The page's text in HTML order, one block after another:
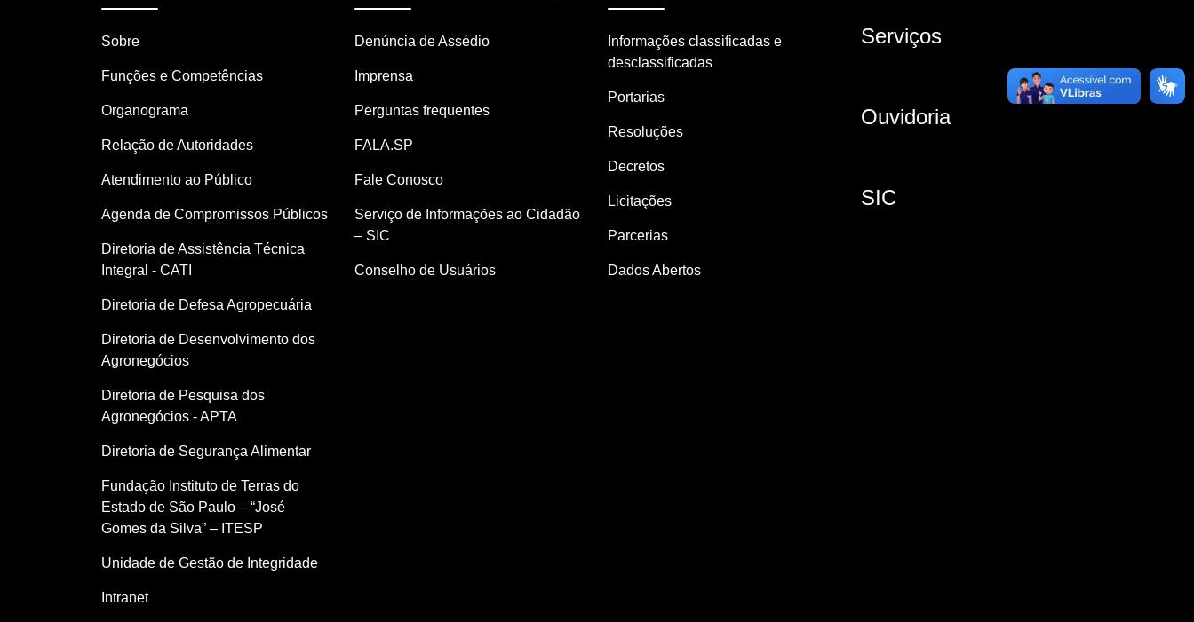
Sobre
Funções e Competências
Organograma
Relação de Autoridades
Atendimento ao Público
Agenda de Compromissos Públicos
Diretoria de Assistência Técnica
Integral - CATI
Diretoria de Defesa Agropecuária
Diretoria de Desenvolvimento dos
Agronegócios
Diretoria de Pesquisa dos
Agronegócios - APTA
Diretoria de Segurança Alimentar
Fundação Instituto de Terras do
Estado de São Paulo – “José
Gomes da Silva” – ITESP
Unidade de Gestão de Integridade
Intranet
Denúncia de Assédio
Imprensa
Perguntas frequentes
FALA.SP
Fale Conosco
Serviço de Informações ao Cidadão
– SIC
Conselho de Usuários
Informações classificadas e
desclassificadas
Portarias
Resoluções
Decretos
Licitações
Parcerias
Dados Abertos
Serviços
Ouvidoria
SIC